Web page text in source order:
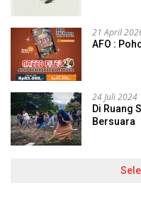
21 April
AFO :
24 Juli 2024
Di Ruang
Bersuara